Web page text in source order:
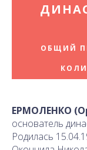
ОБЩИЙ
ЕРМОЛЕНКО
основатель
Родилась